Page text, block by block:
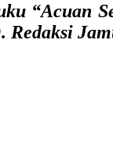
“Acuan
Redaksi